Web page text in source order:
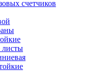
счетчиков